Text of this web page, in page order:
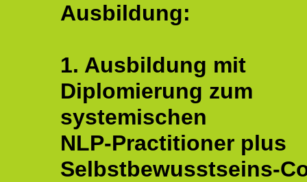
Ausbildung:
1. Ausbildung mit
Diplomierung zum
systemischen
NLP-Practitioner plus
Selbstbewusstseins-